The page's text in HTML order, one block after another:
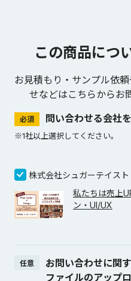
この商品につ
お見積もり・サンプル依
せなどは こちらからお
必須 問い合わせる会社
※1社以上選択してください。
株式会社シュガーテイスト
私たちは売上
ン・UI/UX
任意
お問い合わせに関
ファイルのアップ